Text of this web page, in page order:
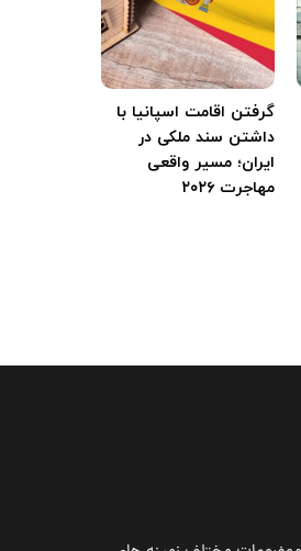
گرفتن اقامت اسپانیا با
داشتن سند ملکی در
ایران؛ مسیر واقعی
مهاجرت ۲۰۲۶